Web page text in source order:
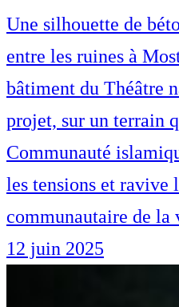
Une silhouette de
entre les ruines à
bâtiment du Théâtre
projet, sur un terrain
Communauté
les tensions et ravive
communautaire de la
12 juin 2025